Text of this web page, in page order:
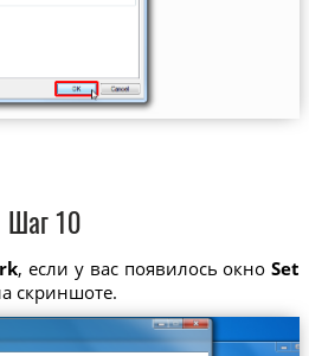
Шаг 10
, если у вас появилось окноSet
скриншоте.